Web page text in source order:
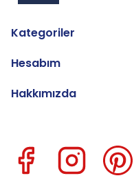
Kategoriler
Hesabım
Hakkımızda